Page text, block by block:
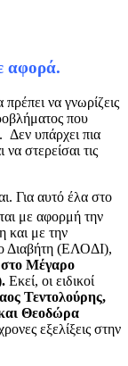
αφορά.
να γνωρίζεις
που
Δεν υπάρχει πια
στερείσαι τις
Για αυτό έλα στο
με αφορμή την
και με την
Διαβήτη (ΕΛΟΔΙ),
Μέγαρο
Εκεί, οι ειδικοί
Τεντολούρης,
Θεοδώρα
εξελίξεις στην